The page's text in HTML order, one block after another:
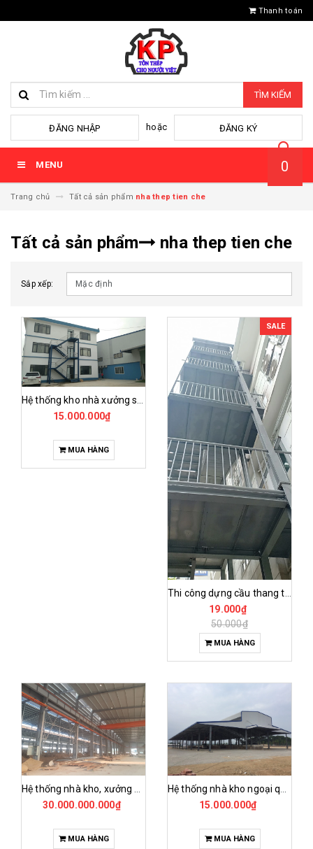
Thanh toán
TÌM KIẾM
ĐĂNG NHẬP hoặc ĐĂNG KÝ
MENU 0
Trang chủ Tất cả sản phẩm nha thep tien che
Tất cả sản phẩm nha thep tien che
Sắp xếp:
15.000.000₫
MUA HÀNG
SALE
19.000₫
50.000₫
MUA HÀNG
Hệ thống nhà kho, xưởng sản xuất inox kế cấu thép
30.000.000.000₫
MUA HÀNG
Hệ thống nhà kho ngoại quan
15.000.000₫
MUA HÀNG